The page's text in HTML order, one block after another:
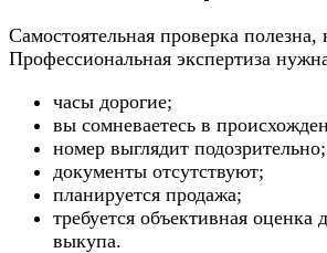
Самостоятельная проверка полезна,
Профессиональная экспертиза
часы дорогие;
вы сомневаетесь в
номер выглядит подозрительно;
документы отсутствуют;
планируется продажа;
требуется объективная оценка
выкупа.